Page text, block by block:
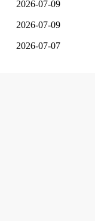
2026-07-09
2026-07-09
2026-07-07